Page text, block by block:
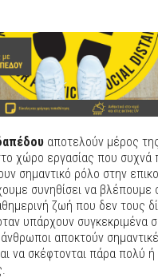
αποτελούν μέρος
χώρο εργασίας που συχνά
σημαντικό ρόλο στην
συνηθίσει να βλέπουμε
ζωή που δεν τους
υπάρχουν συγκεκριμένα
αποκτούν
να σκέφτονται πάρα πολύ